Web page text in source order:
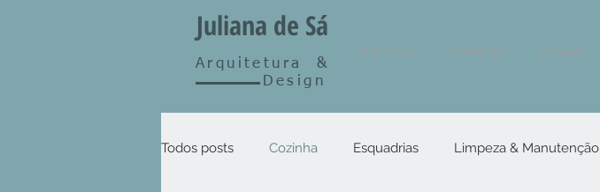
Juliana de Sá
Arquitetura&
Design
Interiores Comercial Clínicas
Todos posts Cozinha Esquadrias Limpeza & Manutenção